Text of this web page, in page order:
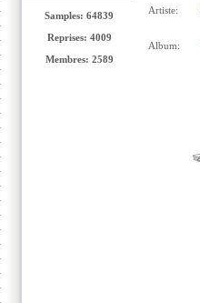
Samples: 64839
Reprises: 4009
Membres: 2589
Artiste:
Album: